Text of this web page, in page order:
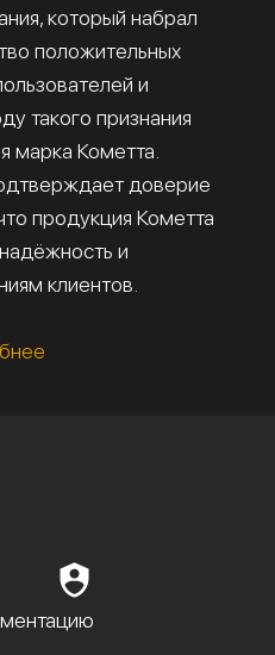
который набрал
положительных
и
такого признания
марка Кометта.
доверие
продукция Кометта
и
клиентов.